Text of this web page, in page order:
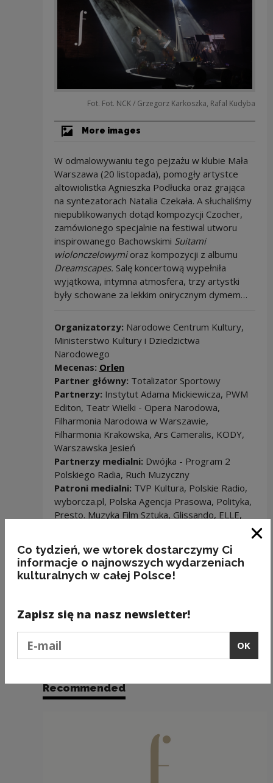
Fot. Fot. NCK / Grzegorz Karkoszka, Rafal Kudyba
More images
W odmalowywaniu tego pejzażu w klubie Mała
Warszawa (20 listopada), pomogły artystce
altowiolistka Agnieszka Podłucka oraz grająca
na syntezatorach Natalia Czekała. A słuchaliśmy
niepublikowanych dotąd kompozycji Czocher,
zamówionego specjalnie na festiwal utworu
inspirowanego Bachowskimi Suitami
wiolonczelowymioraz kompozycji z albumu
Dreamscapes. Salę koncertową wypełniła
wyjątkowa, intymna atmosfera, trzy artystki
były schowane za lekkim onirycznym dymem…
Organizatorzy: Narodowe Centrum Kultury,
Ministerstwo Kultury i Dziedzictwa
Narodowego
Mecenas: Orlen
Partner główny: Totalizator Sportowy
Partnerzy: Instytut Adama Mickiewicza, PWM
Editon, Teatr Wielki - Opera Narodowa,
Filharmonia Narodowa w Warszawie,
Filharmonia Krakowska, Ars Cameralis, KODY,
Warszawska Jesień
Partnerzy medialni: Dwójka - Program 2
Polskiego Radia, Ruch Muzyczny
Patroni medialni: TVP Kultura, Polskie Radio,
wyborcza.pl, Polska Agencja Prasowa, Polityka,
Presto. Muzyka Film Sztuka, Glissando, ELLE,
Festivals & Events Association
Recommended
Co tydzień, we wtorek dostarczymy Ci
informacje o najnowszych wydarzeniach
kulturalnych w całej Polsce!
Zapisz się na nasz newsletter!
OK